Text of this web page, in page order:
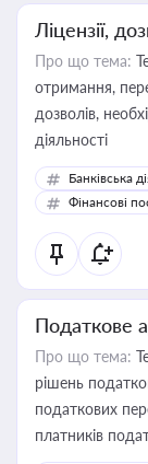
Ліцензії,
Про що тема:
отримання,
дозволів,
діяльності
Банківська
Фінансові
Податкове
Про що тема:
рішень
податкових
платників